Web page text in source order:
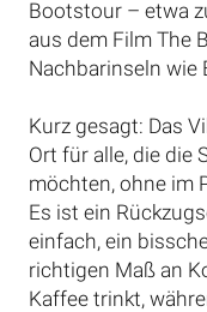
Bootstour – etwa
aus dem Film The
Nachbarinseln wie
Kurz gesagt: Das
Ort für alle, die die
möchten, ohne im
Es ist ein
einfach, ein
richtigen Maß an
Kaffee trinkt,